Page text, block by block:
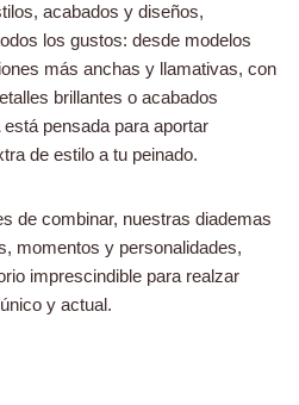
acabados y diseños,
los gustos: desde modelos
más anchas y llamativas, con
brillantes o acabados
está pensada para aportar
de estilo a tu peinado.
de combinar, nuestras diademas
momentos y personalidades,
imprescindible para realzar
y actual.